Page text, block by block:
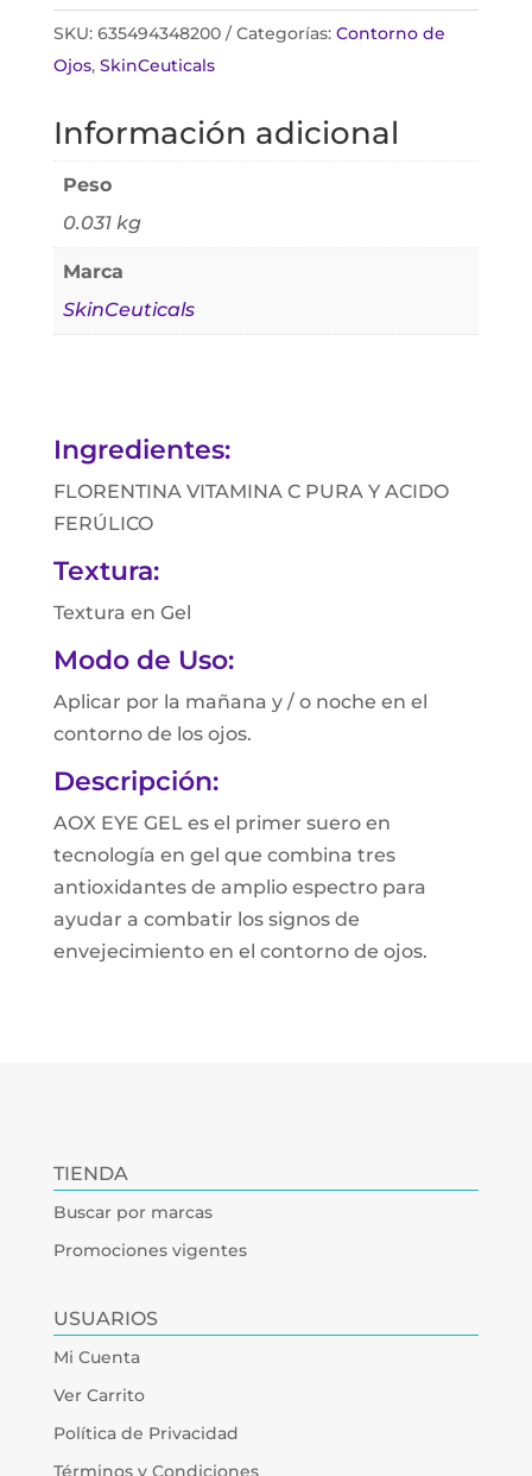
SKU: 635494348200 Categorías: Contorno de
Ojos, SkinCeuticals
Información adicional
Peso
0.031 kg
Marca
SkinCeuticals
Ingredientes:
FLORENTINA VITAMINA C PURA Y ACIDO
FERÚLICO
Textura:
Textura en Gel
Modo de Uso:
Aplicar por la mañana y / o noche en el
contorno de los ojos.
Descripción:
AOX EYE GEL es el primer suero en
tecnología en gel que combina tres
antioxidantes de amplio espectro para
ayudar a combatir los signos de
envejecimiento en el contorno de ojos.
TIENDA
Buscar por marcas
Promociones vigentes
USUARIOS
Mi Cuenta
Ver Carrito
Política de Privacidad
Términos y Condiciones